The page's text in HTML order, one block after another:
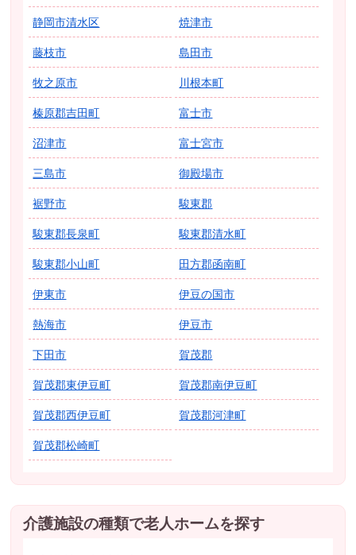
静岡市清水区 焼津市
藤枝市 島田市
牧之原市 川根本町
榛原郡吉田町 富士市
沼津市 富士宮市
三島市 御殿場市
裾野市 駿東郡
駿東郡長泉町 駿東郡清水町
駿東郡小山町 田方郡函南町
伊東市 伊豆の国市
熱海市 伊豆市
下田市 賀茂郡
賀茂郡東伊豆町 賀茂郡南伊豆町
賀茂郡西伊豆町 賀茂郡河津町
賀茂郡松崎町
介護施設の種類で老人ホームを探す